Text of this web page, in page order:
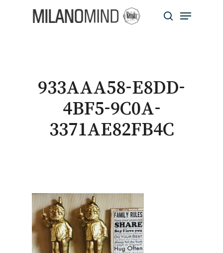
search
Menu
933AAA58-E8DD-
4BF5-9C0A-
3371AE82FB4C